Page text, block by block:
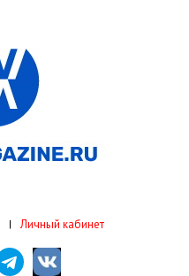
Личный кабинет